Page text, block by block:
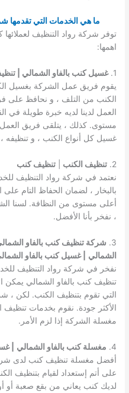
ما هي الخدمات التي تقدمها
توفر شركة رواد التنظيف
اهمها:
1. غسيل كنب بالفاو الشمالي |
يقوم فريق عمل الشركة بغسيل
الكنب من التلف ، و نحافظ على
العمل لدينا لديه خبرة طويلة في
مستوى. كذلك ، يتلقى فريق
غسيل كل أنواع الكنب ، و تنظيفه
2. تنظيف الكنب |تنظيف كنب
نعتمد في شركة رواد التنظيف
بالبخار ، لضمان الحفاظ التام
أعلى مستوى من النظافة. لسنا
، نفخر بأنا الأفضل.
3. شركة تنظيف كنب بالفاو
الشمالي
| غسيل كنب بالفاو
نفخر في شركة رواد التنظيف
تنظيف كنب بالفاو الشمالي يمكن
التي تقوم بتنظيف الكنب. لكن ،
الأكثر جودة. نقوم بخدمات
مغسلة الشركة إذا لزم الأمر.
4. مغسلة كنب بالفاو الشمالي
|
أفضل مغسلة تنظيف كنب لدى
على أتم إستعداد لقيام بتنظيف
لديك كنب يعاني من بقع صعبة أو